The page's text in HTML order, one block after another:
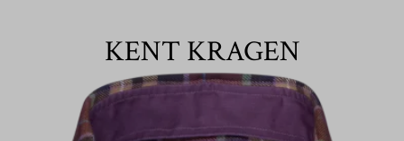
KENT KRAGEN